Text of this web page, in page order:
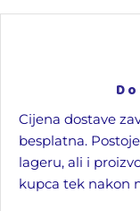
Cijena dostave
besplatna.
lageru, ali i
kupca tek nakon